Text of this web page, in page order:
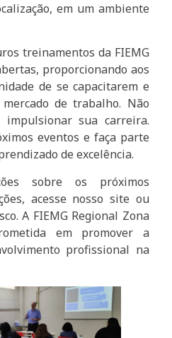
em um ambiente
treinamentos da FIEMG
proporcionando aos
de se capacitarem e
de trabalho. Não
impulsionar sua carreira.
eventos e faça parte
de excelência.
sobre os próximos
acesse nosso site ou
A FIEMG Regional Zona
em promover a
profissional na